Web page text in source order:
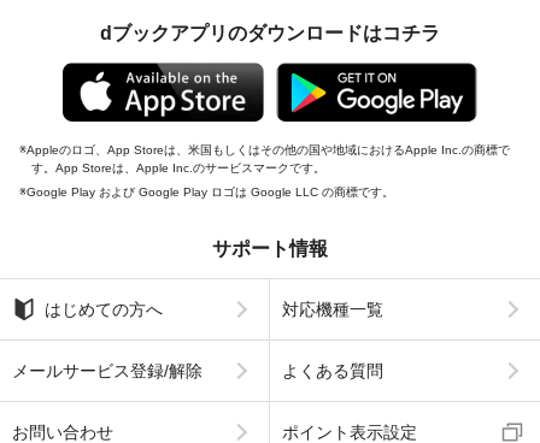
dブックアプリのダウンロードはコチラ
Appleのロゴ、App Storeは、米国もしくはその他の国や地域におけるApple Inc.の商標で
す。App Storeは、Apple Inc.のサービスマークです。
Google Play および Google Play ロゴは Google LLC の商標です。
サポート情報
はじめての方へ 対応機種一覧
メールサービス登録/解除 よくある質問
お問い合わせ ポイント表示設定